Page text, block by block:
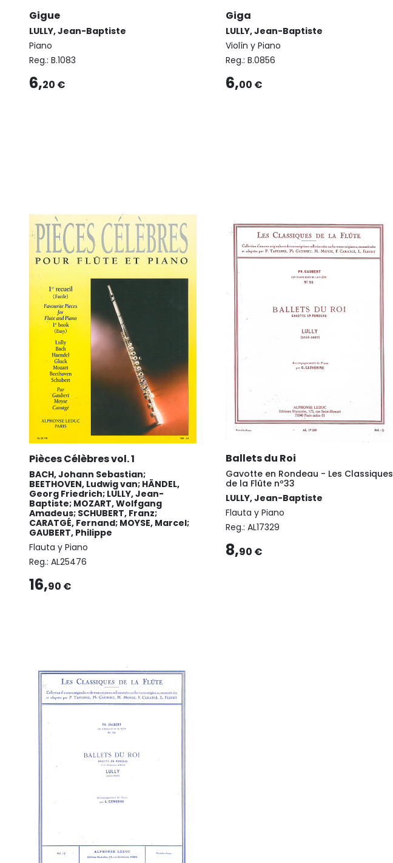
Gigue
LULLY, Jean-Baptiste
Piano
Reg.: B.1083
6,20 €
Giga
LULLY, Jean-Baptiste
Violín y Piano
Reg.: B.0856
6,00 €
Pièces Célèbres vol. 1
BACH, Johann Sebastian;
BEETHOVEN, Ludwig van; HÄNDEL,
Georg Friedrich; LULLY, Jean-
Baptiste; MOZART, Wolfgang
Amadeus; SCHUBERT, Franz;
CARATGÉ, Fernand; MOYSE, Marcel;
GAUBERT, Philippe
Flauta y Piano
Reg.: AL25476
16,90 €
Ballets du Roi
Gavotte en Rondeau - Les Classiques
de la Flûte nº33
LULLY, Jean-Baptiste
Flauta y Piano
Reg.: AL17329
8,90 €